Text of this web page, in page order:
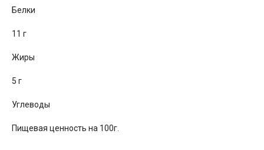
Белки
11 г
Жиры
5 г
Углеводы
Пищевая ценность на 100г.